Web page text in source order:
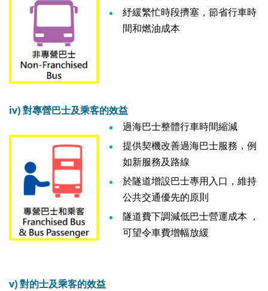
紓緩繁忙時段擠塞，節省行車時
間和燃油成本
iv)對專營巴士及乘客的效益
過海巴士整體行車時間縮減
提供契機改善過海巴士服務，例
如新服務及路線
於隧道增設巴士專用入口，維持
公共交通優先的原則
隧道費下調減低巴士營運成本 ，
可望令車費增幅放緩
v)對的士及乘客的效益